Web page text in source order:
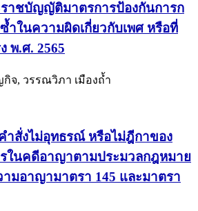
าชบัญญัติมาตรการป้องกันการก
ำในความผิดเกี่ยวกับเพศ หรือที่
พ.ศ. 2565
จ, วรรณวิภา เมืองถ้ำ
ำสั่งไม่อุทธรณ์ หรือไม่ฎีกาของ
ในคดีอาญาตามประมวลกฎหมาย
มอาญามาตรา 145 และมาตรา